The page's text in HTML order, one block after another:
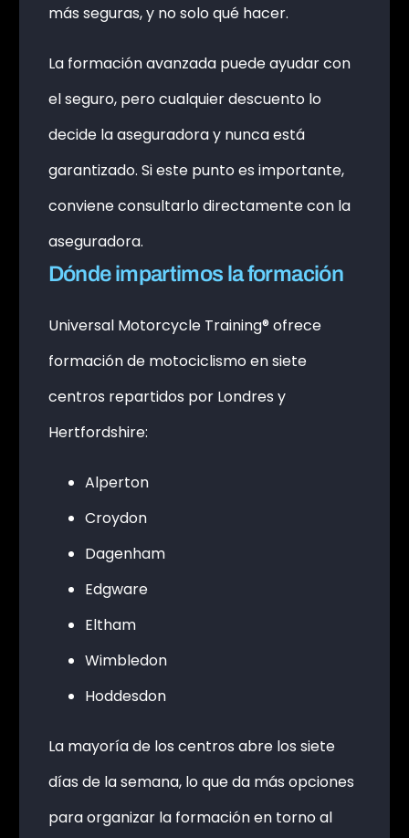
más seguras, y no solo qué hacer.
La formación avanzada puede ayudar con
el seguro, pero cualquier descuento lo
decide la aseguradora y nunca está
garantizado. Si este punto es importante,
conviene consultarlo directamente con la
aseguradora.
Dónde impartimos la formación
Universal Motorcycle Training® ofrece
formación de motociclismo en siete
centros repartidos por Londres y
Hertfordshire:
Alperton
Croydon
Dagenham
Edgware
Eltham
Wimbledon
Hoddesdon
La mayoría de los centros abre los siete
días de la semana, lo que da más opciones
para organizar la formación en torno al